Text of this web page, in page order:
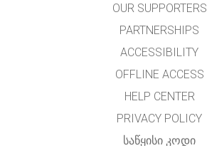
OUR SUPPORTERS
PARTNERSHIPS
ACCESSIBILITY
OFFLINE ACCESS
HELP CENTER
PRIVACY POLICY
ᲡᲐᲬᲧᲘᲡᲘ ᲙᲝᲓᲘ